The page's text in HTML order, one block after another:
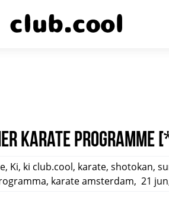
karate programme
, Ki, ki club.cool, karate, shotokan,
, karate amsterdam, 21